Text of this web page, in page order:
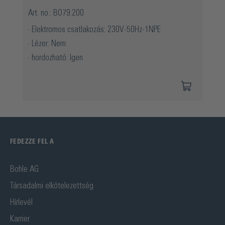
Art. no.: BO79.200
Elektromos csatlakozás: 230V-50Hz-1NPE
Lézer: Nem
hordozható: Igen
FEDEZZE FEL A
Bohle AG
Társadalmi elkötelezettség
Hírlevél
Karrier